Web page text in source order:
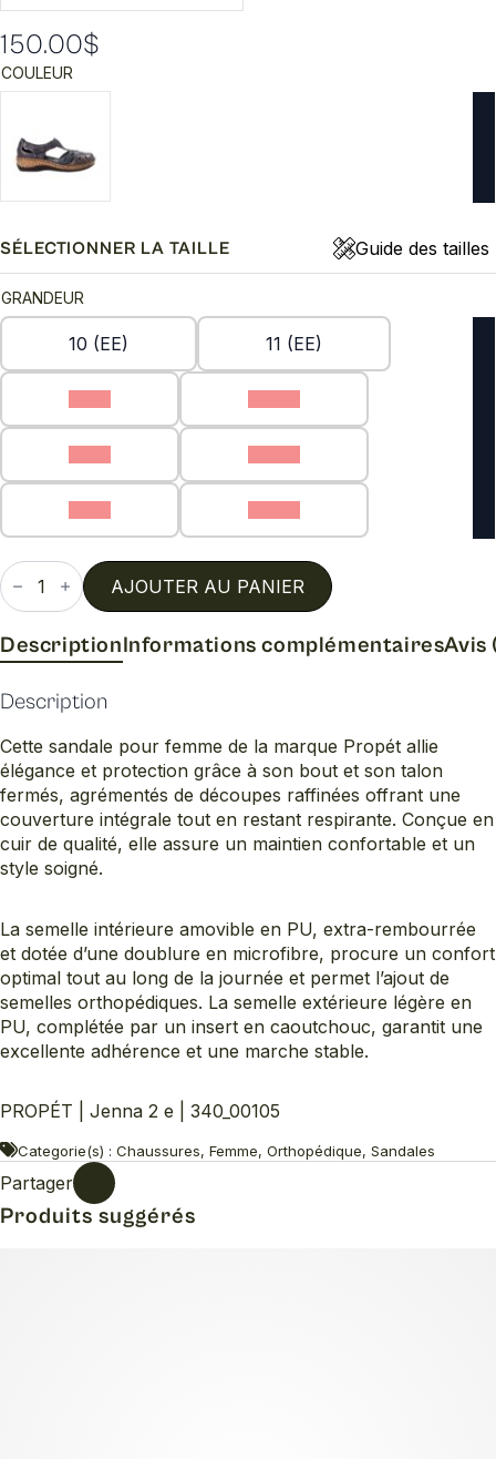
150.00$
COULEUR
SÉLECTIONNER LA TAILLE Guide des tailles
GRANDEUR
10 (EE) 11 (EE)
quantité
de
Jenna
e
AJOUTER AU PANIER
DescriptionInformations complémentairesAvis
Description
Cette sandale pour femme de la marque Propét allie
élégance et protection grâce à son bout et son talon
fermés, agrémentés de découpes raffinées offrant une
couverture intégrale tout en restant respirante. Conçue en
cuir de qualité, elle assure un maintien confortable et un
style soigné.
La semelle intérieure amovible en PU, extra-rembourrée
et dotée d’une doublure en microfibre, procure un confort
optimal tout au long de la journée et permet l’ajout de
semelles orthopédiques. La semelle extérieure légère en
PU, complétée par un insert en caoutchouc, garantit une
excellente adhérence et une marche stable.
PROPÉT | Jenna 2 e | 340_00105
Categorie(s) : Chaussures, Femme, Orthopédique, Sandales
Partager
Produits suggérés